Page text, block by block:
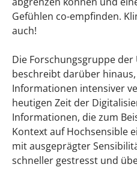
Quereinstieg –
Tipps zur
Flexible
Selbstanalyse –
eigentlich?
Strategien zur
Gefühlen co-empfinden.
auch!
Die Forschungsgruppe
beschreibt darüber
Informationen intensiver
heutigen Zeit der
Informationen, die zum
Kontext auf Hochsensible
mit ausgeprägter
schneller gestresst und